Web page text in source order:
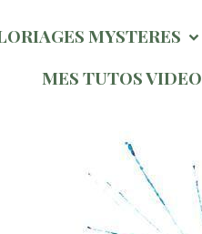
MYSTERES
MES TUTOS VIDEO